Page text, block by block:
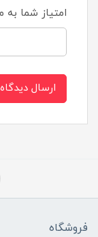
امتیاز شما
ارسال دیدگاه
فروشگاه